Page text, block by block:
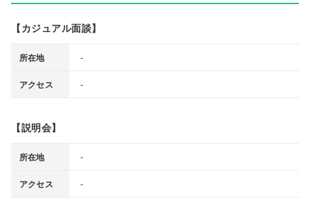
【カジュアル面談】
所在地 -
アクセス -
【説明会】
所在地 -
アクセス -